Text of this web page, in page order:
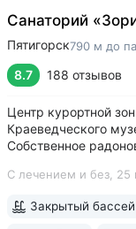
Санаторий
Пятигорск790 м до
8.7 188 отзывов
Центр курортной
Краеведческого
Собственное
сохраняя все
С лечением и без, 25
Закрытый